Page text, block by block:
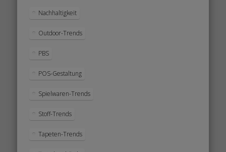
Nachhaltigkeit
Outdoor-Trends
PBS
POS-Gestaltung
Spielwaren-Trends
Stoff-Trends
Tapeten-Trends